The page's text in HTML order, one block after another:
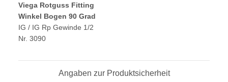
Viega Rotguss Fitting
Winkel Bogen 90 Grad
IG / IG Rp Gewinde 1/2
Nr. 3090
Angaben zur Produktsicherheit